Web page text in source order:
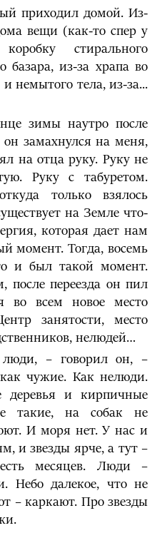
приходил домой. Из-
вещи (как-то спер у
стирального
базара, из-за храпа во
немытого тела, из-за...
зимы наутро после
он замахнулся на меня,
на отца руку. Руку не
Руку с табуретом.
только взялось
на Земле что-
которая дает нам
момент. Тогда, восемь
и был такой момент.
после переезда он пил
во всем новое место
занятости, место
нелюдей…
– говорил он, –
чужие. Как нелюди.
деревья и кирпичные
такие, на собак не
И моря нет. У нас и
и звезды ярче, а тут –
месяцев. Люди –
Небо далекое, что не
– каркают. Про звезды